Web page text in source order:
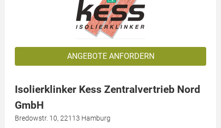
ANGEBOTE ANFORDERN
Isolierklinker Kess Zentralvertrieb Nord
GmbH
Bredowstr. 10, 22113 Hamburg